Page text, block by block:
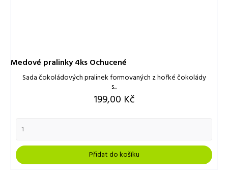
Medové pralinky 4ks Ochucené
Sada čokoládových pralinek formovaných z hořké čokolády
s...
Cena
199,00 Kč
Přidat do košíku